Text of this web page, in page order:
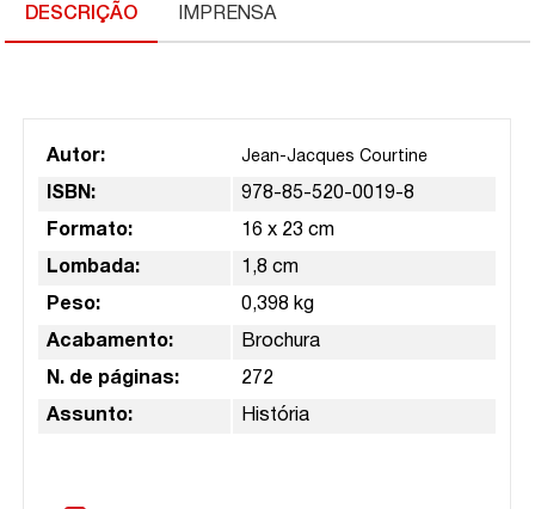
DESCRIÇÃO IMPRENSA
Autor: Jean-Jacques Courtine
ISBN: 978-85-520-0019-8
Formato: 16 x 23 cm
Lombada: 1,8 cm
Peso: 0,398 kg
Acabamento: Brochura
N. de páginas: 272
Assunto: História